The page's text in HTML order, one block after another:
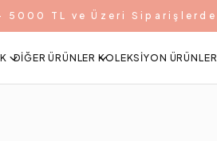
5000 TL ve Üzeri Siparişlerde
DIĞER ÜRÜNLER KOLEKSIYON ÜRÜNLER